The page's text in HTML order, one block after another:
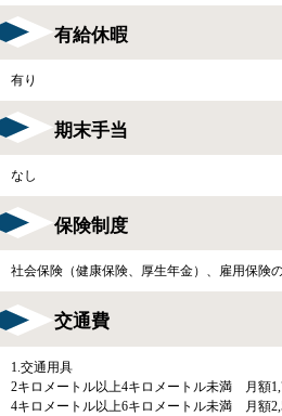
有給休暇
有り
期末手当
なし
保険制度
社会保険（健康保険、厚生年金）、雇用保険
交通費
1.交通用具
2キロメートル以上4キロメートル未満 月額
4キロメートル以上6キロメートル未満 月額